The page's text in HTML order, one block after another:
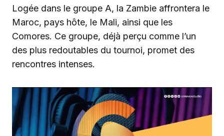
Logée dans le groupe A, la Zambie affrontera le
Maroc, pays hôte, le Mali, ainsi que les
Comores. Ce groupe, déjà perçu comme l’un
des plus redoutables du tournoi, promet des
rencontres intenses.